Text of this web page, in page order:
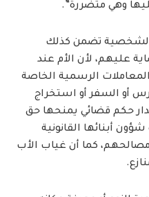
وهي متضررة”.
الشخصية تضمن كذلك
عليهم، لأن الأم عند
الرسمية الخاصة
أو السفر أو استخراج
حكم قضائي يمنحها حق
شؤون أبنائها القانونية
كما أن غياب الأب